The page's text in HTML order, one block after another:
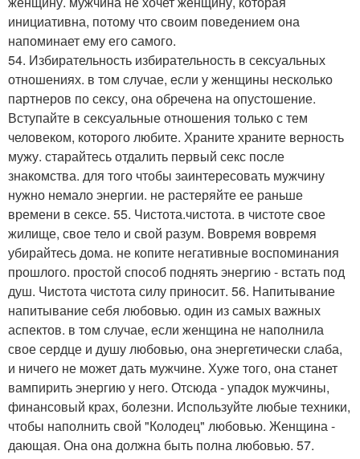
инициативна, потому что своим поведением она
напоминает ему его самого.
54. Избирательность избирательность в сексуальных
отношениях. в том случае, если у женщины несколько
партнеров по сексу, она обречена на опустошение.
Вступайте в сексуальные отношения только с тем
человеком, которого любите. Храните храните верность
мужу. старайтесь отдалить первый секс после
знакомства. для того чтобы заинтересовать мужчину
нужно немало энергии. не растеряйте ее раньше
времени в сексе. 55. Чистота.чистота. в чистоте свое
жилище, свое тело и свой разум. Вовремя вовремя
убирайтесь дома. не копите негативные воспоминания
прошлого. простой способ поднять энергию - встать под
душ. Чистота чистота силу приносит. 56. Напитывание
напитывание себя любовью. один из самых важных
аспектов. в том случае, если женщина не наполнила
свое сердце и душу любовью, она энергетически слаба,
и ничего не может дать мужчине. Хуже того, она станет
вампирить энергию у него. Отсюда - упадок мужчины,
финансовый крах, болезни. Используйте любые техники,
чтобы наполнить свой "Колодец" любовью. Женщина -
дающая. Она она должна быть полна любовью. 57.